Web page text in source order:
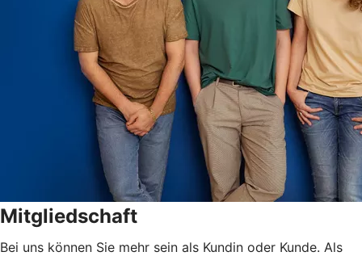
Mitgliedschaft
Bei uns können Sie mehr sein als Kundin oder Kunde. Als